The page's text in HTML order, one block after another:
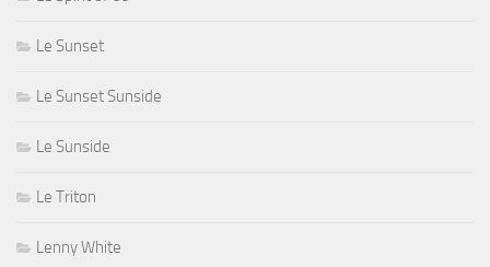
Le Sunset
Le Sunset Sunside
Le Sunside
Le Triton
Lenny White